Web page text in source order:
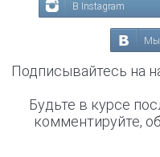
В Instagram
Мы
Подписывайтесь на
Будьте в курсе
комментируйте,